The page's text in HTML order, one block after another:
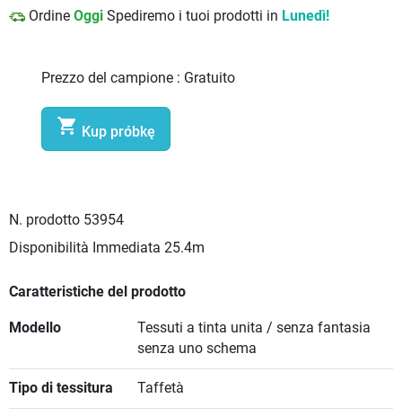
Ordine Oggi Spediremo i tuoi prodotti in Lunedì!
Prezzo del campione : Gratuito
 Kup próbkę
N. prodotto 53954
Disponibilità Immediata 25.4m
Caratteristiche del prodotto
Modello
Tessuti a tinta unita / senza fantasia
senza uno schema
Tipo di tessitura Taffetà